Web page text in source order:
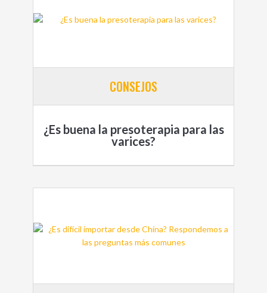
CONSEJOS
¿Es buena la presoterapia para las
varices?